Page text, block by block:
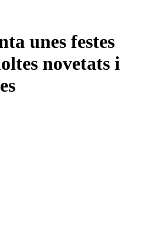
unes festes
novetats i